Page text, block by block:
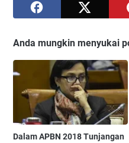
Anda mungkin menyukai
Dalam APBN 2018 Tunjangan